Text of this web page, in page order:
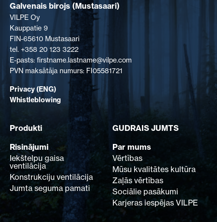
Galvenais birojs (Mustasaari)
VILPE Oy
Kauppatie 9
FIN-65610 Mustasaari
tel. +358 20 123 3222
E-pasts: firstname.lastname@vilpe.com
PVN maksātāja numurs: FI05581721
Privacy (ENG)
Whistleblowing
Produkti
GUDRAIS JUMTS
Risinājumi
Iekštelpu gaisa
ventilācija
Konstrukciju ventilācija
Jumta seguma pamati
Par mums
Vērtības
Mūsu kvalitātes kultūra
Zaļās vērtības
Sociālie pasākumi
Karjeras iespējas VILPE